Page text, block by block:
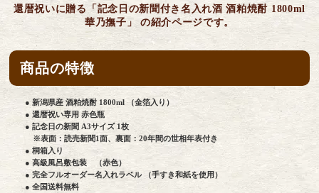
還暦祝いに贈る「記念日の新聞付き名入れ酒 酒粕焼酎 1800ml
華乃撫子」 の紹介ページです。
商品の特徴
● 新潟県産 酒粕焼酎 1800ml （金箔入り）
● 還暦祝い専用 赤色瓶
● 記念日の新聞 A3サイズ 1枚
※表面：読売新聞1面、裏面：20年間の世相年表付き
● 桐箱入り
● 高級風呂敷包装 （赤色）
● 完全フルオーダー名入れラベル （手すき和紙を使用）
● 全国送料無料